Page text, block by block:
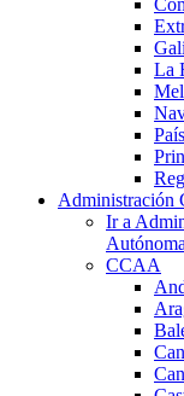
La
Administración
Ir a
CCAA